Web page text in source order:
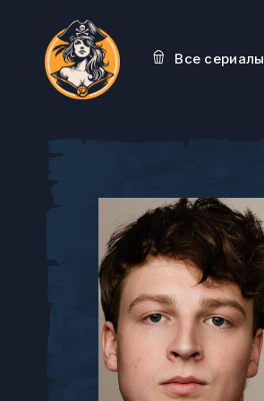
Все сериалы